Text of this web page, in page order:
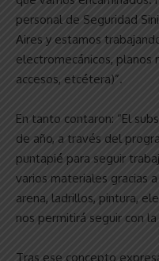
personal de Seguridad
Aires y estamos
electromecánicos, planos
accesos, etcétera)”.
En tanto contaron: “El
de año, a través del
puntapié para seguir
varios materiales gracias
arena, ladrillos, pintura,
nos permitirá seguir con la
Tras ese concepto